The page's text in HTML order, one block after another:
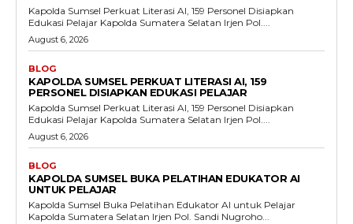
Kapolda Sumsel Perkuat Literasi AI, 159 Personel Disiapkan
Edukasi Pelajar Kapolda Sumatera Selatan Irjen Pol....
August 6, 2026
BLOG
KAPOLDA SUMSEL PERKUAT LITERASI AI, 159
PERSONEL DISIAPKAN EDUKASI PELAJAR
Kapolda Sumsel Perkuat Literasi AI, 159 Personel Disiapkan
Edukasi Pelajar Kapolda Sumatera Selatan Irjen Pol....
August 6, 2026
BLOG
KAPOLDA SUMSEL BUKA PELATIHAN EDUKATOR AI
UNTUK PELAJAR
Kapolda Sumsel Buka Pelatihan Edukator AI untuk Pelajar
Kapolda Sumatera Selatan Irjen Pol. Sandi Nugroho...